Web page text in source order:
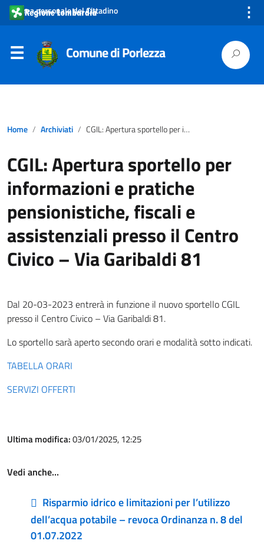
Area personale del Cittadino ⋮
Comune di Porlezza
Home Archiviati CGIL: Apertura sportello per informazioni e pratiche pensionistiche, fiscali e assistenziali presso il Centro Civico – Via Garibaldi 81
CGIL: Apertura sportello per
informazioni e pratiche
pensionistiche, fiscali e
assistenziali presso il Centro
Civico – Via Garibaldi 81
Dal 20-03-2023 entrerà in funzione il nuovo sportello CGIL
presso il Centro Civico – Via Garibaldi 81.
Lo sportello sarà aperto secondo orari e modalità sotto indicati.
TABELLA ORARI
SERVIZI OFFERTI
Ultima modifica:03/01/2025, 12:25
Vedi anche…
Risparmio idrico e limitazioni per l’utilizzo
dell’acqua potabile – revoca Ordinanza n. 8 del
01.07.2022